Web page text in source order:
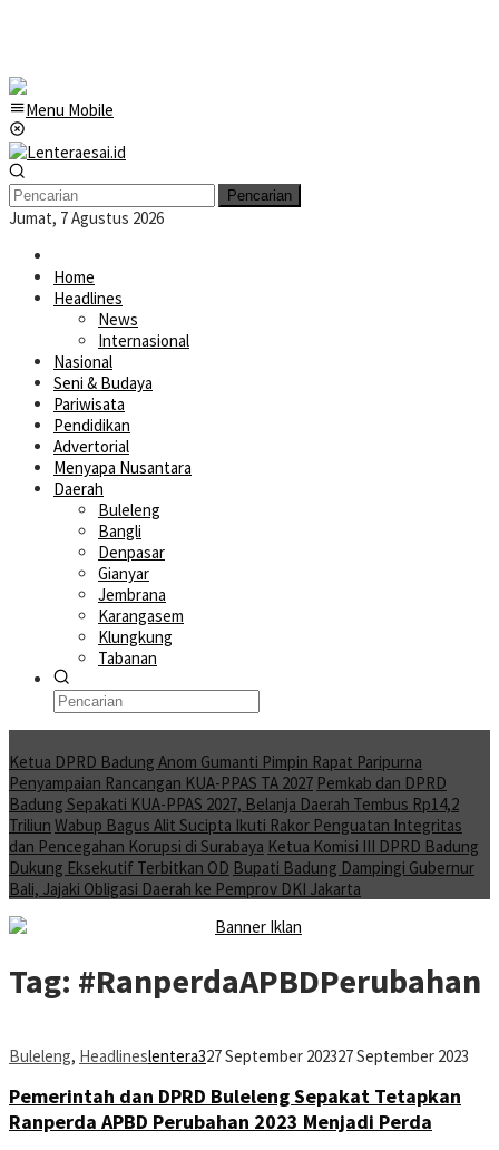
Menu Mobile
Pencarian
Jumat, 7 Agustus 2026
Home
Headlines
News
Internasional
Nasional
Seni & Budaya
Pariwisata
Pendidikan
Advertorial
Menyapa Nusantara
Daerah
Buleleng
Bangli
Denpasar
Gianyar
Jembrana
Karangasem
Klungkung
Tabanan
Ketua DPRD Badung Anom Gumanti Pimpin Rapat Paripurna
Penyampaian Rancangan KUA-PPAS TA 2027 Pemkab dan DPRD
Badung Sepakati KUA-PPAS 2027, Belanja Daerah Tembus Rp14,2
Triliun Wabup Bagus Alit Sucipta Ikuti Rakor Penguatan Integritas
dan Pencegahan Korupsi di Surabaya Ketua Komisi III DPRD Badung
Dukung Eksekutif Terbitkan OD Bupati Badung Dampingi Gubernur
Bali, Jajaki Obligasi Daerah ke Pemprov DKI Jakarta
Tag: #RanperdaAPBDPerubahan
Buleleng, Headlineslentera327 September 202327 September 2023
Pemerintah dan DPRD Buleleng Sepakat Tetapkan
Ranperda APBD Perubahan 2023 Menjadi Perda